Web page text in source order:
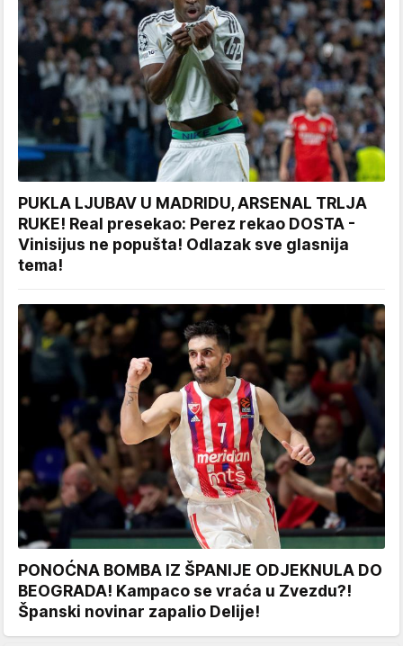
PUKLA LJUBAV U MADRIDU, ARSENAL TRLJA
RUKE! Real presekao: Perez rekao DOSTA -
Vinisijus ne popušta! Odlazak sve glasnija
tema!
PONOĆNA BOMBA IZ ŠPANIJE ODJEKNULA DO
BEOGRADA! Kampaco se vraća u Zvezdu?!
Španski novinar zapalio Delije!